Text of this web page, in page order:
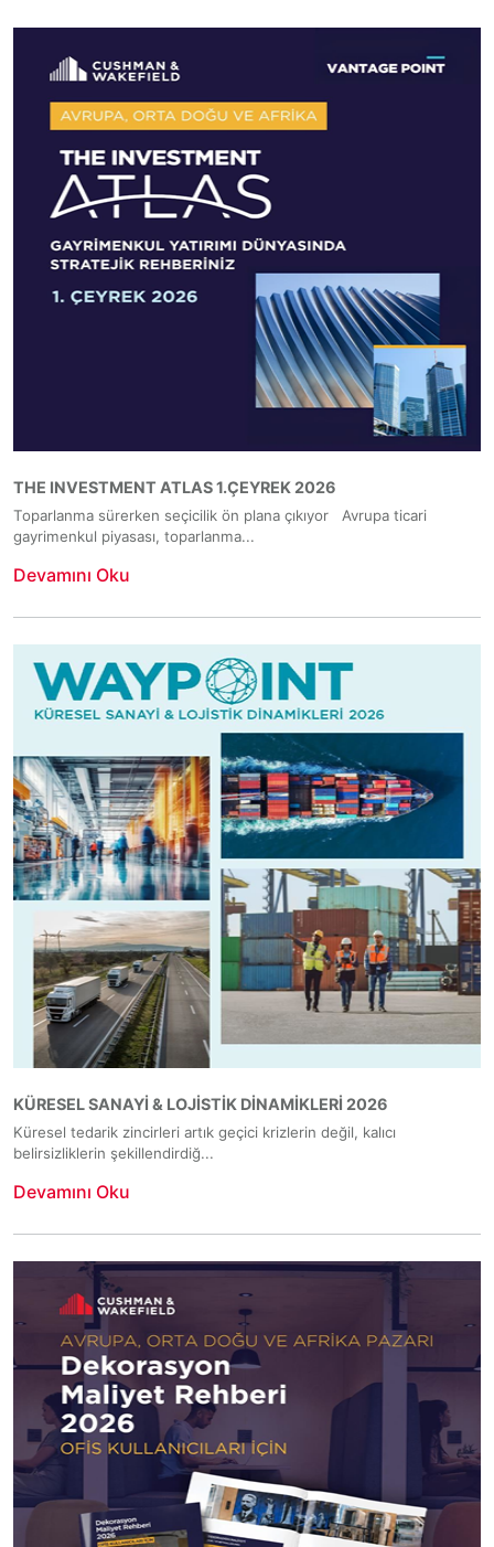
THE INVESTMENT ATLAS 1.ÇEYREK 2026
Toparlanma sürerken seçicilik ön plana çıkıyor Avrupa ticari
gayrimenkul piyasası, toparlanma...
Devamını Oku
KÜRESEL SANAYİ & LOJİSTİK DİNAMİKLERİ 2026
Küresel tedarik zincirleri artık geçici krizlerin değil, kalıcı
belirsizliklerin şekillendirdiğ...
Devamını Oku